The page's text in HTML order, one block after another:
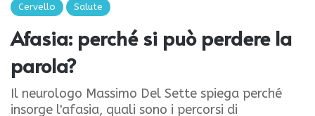
Cervello Salute
Afasia: perché si può perdere la
parola?
Il neurologo Massimo Del Sette spiega perché
insorge l'afasia, quali sono i percorsi di